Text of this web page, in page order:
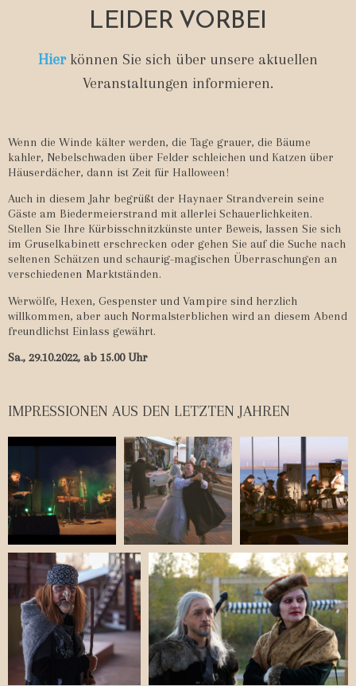
Wenn die Winde kälter werden, die Tage grauer, die Bäume
kahler, Nebelschwaden über Felder schleichen und Katzen über
Häuserdächer, dann ist Zeit für Halloween!
Auch in diesem Jahr begrüßt der Haynaer Strandverein seine
Gäste am Biedermeierstrand mit allerlei Schauerlichkeiten.
Stellen Sie Ihre Kürbisschnitzkünste unter Beweis, lassen Sie sich
im Gruselkabinett erschrecken oder gehen Sie auf die Suche nach
seltenen Schätzen und schaurig-magischen Überraschungen an
verschiedenen Marktständen.
Werwölfe, Hexen, Gespenster und Vampire sind herzlich
willkommen, aber auch Normalsterblichen wird an diesem Abend
freundlichst Einlass gewährt.
Sa., 29.10.2022, ab 15.00 Uhr
IMPRESSIONEN AUS DEN LETZTEN JAHREN
LEIDER VORBEI
Hierkönnen Sie sich über unsere aktuellen
Veranstaltungen informieren.